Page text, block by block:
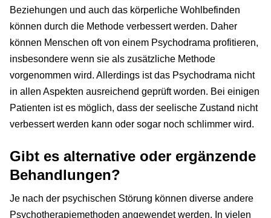
Beziehungen und auch das körperliche Wohlbefinden
können durch die Methode verbessert werden. Daher
können Menschen oft von einem Psychodrama profitieren,
insbesondere wenn sie als zusätzliche Methode
vorgenommen wird. Allerdings ist das Psychodrama nicht
in allen Aspekten ausreichend geprüft worden. Bei einigen
Patienten ist es möglich, dass der seelische Zustand nicht
verbessert werden kann oder sogar noch schlimmer wird.
Gibt es alternative oder ergänzende
Behandlungen?
Je nach der psychischen Störung können diverse andere
Psychotherapiemethoden angewendet werden. In vielen